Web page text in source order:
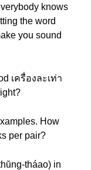
knows
the word
you sound
เครื่องละเท่า
How
per pair?
tháao) in